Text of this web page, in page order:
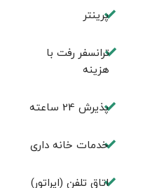
پرینتر
ترانسفر رفت با
هزینه
پذیرش 24 ساعته
خدمات خانه داری
اتاق تلفن (اپراتور)